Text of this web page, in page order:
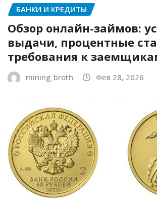
БАНКИ И КРЕДИТЫ
Обзор онлайн-займов:
выдачи, процентные
требования к
mining_broth Фев 28, 2026